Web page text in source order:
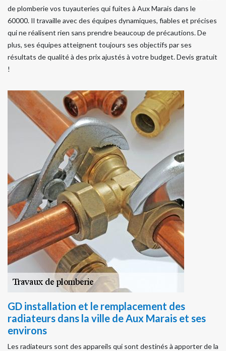
de plomberie vos tuyauteries qui fuites à Aux Marais dans le
60000. Il travaille avec des équipes dynamiques, fiables et précises
qui ne réalisent rien sans prendre beaucoup de précautions. De
plus, ses équipes atteignent toujours ses objectifs par ses
résultats de qualité à des prix ajustés à votre budget. Devis gratuit
!
GD installation et le remplacement des
radiateurs dans la ville de Aux Marais et ses
environs
Les radiateurs sont des appareils qui sont destinés à apporter de la